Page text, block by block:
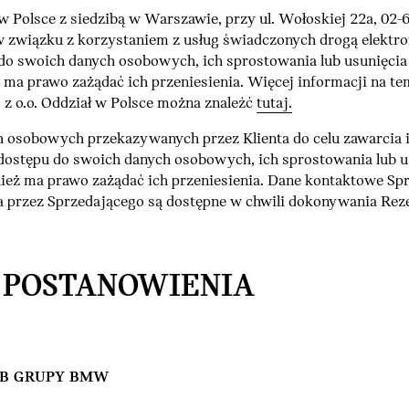
Polsce z siedzibą w Warszawie, przy ul. Wołoskiej 22a,
z korzystaniem z usług świadczonych drogą
swoich danych osobowych, ich sprostowania lub
prawo zażądać ich przeniesienia. Więcej informacji na
Oddział w Polsce można znaleźć tutaj.
przekazywanych przez Klienta do celu
do swoich danych osobowych, ich sprostowania lub
ma prawo zażądać ich przeniesienia. Dane kontaktowe
Sprzedającego są dostępne w chwili dokonywania
GRUPY BMW